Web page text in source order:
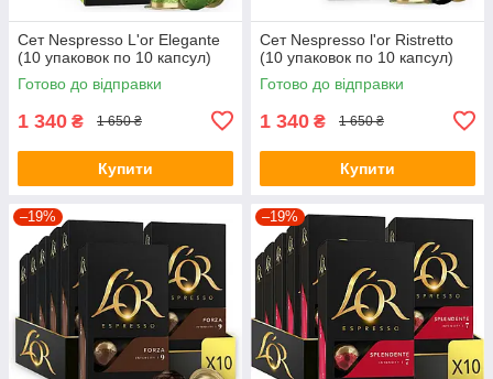
Сет Nespresso L'or Elegante
(10 упаковок по 10 капсул)
Готово до відправки
1 340 ₴ 1 650 ₴
Купити
Сет Nespresso l'or Ristretto
(10 упаковок по 10 капсул)
Готово до відправки
1 340 ₴ 1 650 ₴
Купити
–19% –19%